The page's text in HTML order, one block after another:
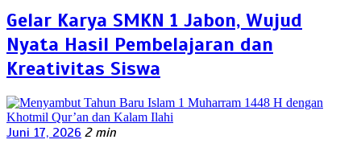
Gelar Karya SMKN 1 Jabon, Wujud
Nyata Hasil Pembelajaran dan
Kreativitas Siswa
Juni 17, 2026 2 min